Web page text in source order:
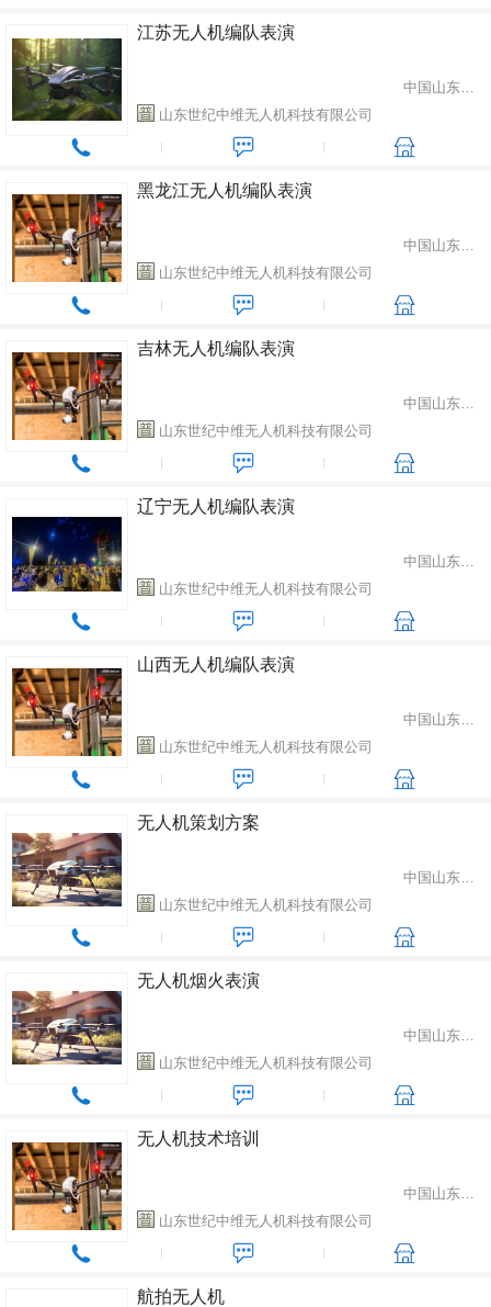
江苏无人机编队表演
中国山东省潍坊市
山东世纪中维无人机科技有限公司
黑龙江无人机编队表演
中国山东省潍坊市
山东世纪中维无人机科技有限公司
吉林无人机编队表演
中国山东省潍坊市
山东世纪中维无人机科技有限公司
辽宁无人机编队表演
中国山东省潍坊市
山东世纪中维无人机科技有限公司
山西无人机编队表演
中国山东省潍坊市
山东世纪中维无人机科技有限公司
无人机策划方案
中国山东省潍坊市
山东世纪中维无人机科技有限公司
无人机烟火表演
中国山东省潍坊市
山东世纪中维无人机科技有限公司
无人机技术培训
中国山东省潍坊市
山东世纪中维无人机科技有限公司
航拍无人机